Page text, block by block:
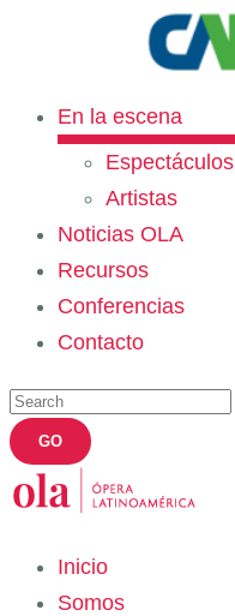
En la escena
Espectáculos
Artistas
Noticias OLA
Recursos
Conferencias
Contacto
Inicio
Somos